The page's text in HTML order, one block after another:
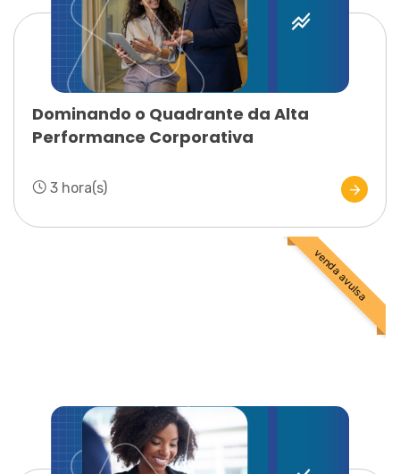
Dominando o Quadrante da Alta
Performance Corporativa
3 hora(s)
venda avulsa